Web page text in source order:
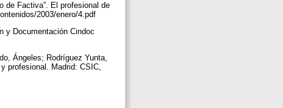
de Factiva”. El profesional de
2003/enero/4.pdf
y Documentación Cindoc
Ángeles; Rodríguez Yunta,
profesional. Madrid: CSIC,